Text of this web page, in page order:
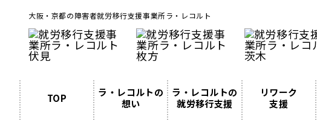
大阪・京都の障害者就労移行支援事業所ラ・レコルト
TOP
ラ・レコルトの
想い
ラ・レコルトの
就労移行支援
リワーク
支援